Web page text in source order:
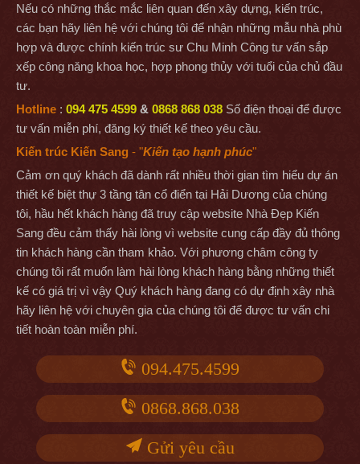
Nếu có những thắc mắc liên quan đến xây dựng, kiến trúc,
các bạn hãy liên hệ với chúng tôi để nhận những mẫu nhà phù
hợp và được chính kiến trúc sư Chu Minh Công tư vấn sắp
xếp công năng khoa học, hợp phong thủy với tuổi của chủ đầu
tư.
Hotline : 094 475 4599 & 0868 868 038 Số điện thoại để được
tư vấn miễn phí, đăng ký thiết kế theo yêu cầu.
Kiến trúc Kiến Sang - "Kiến tạo hạnh phúc"
Cảm ơn quý khách đã dành rất nhiều thời gian tìm hiểu dự án
thiết kế biệt thự 3 tầng tân cổ điển tại Hải Dương của chúng
tôi, hầu hết khách hàng đã truy cập website Nhà Đẹp Kiến
Sang đều cảm thấy hài lòng vì website cung cấp đầy đủ thông
tin khách hàng cần tham khảo. Với phương châm công ty
chúng tôi rất muốn làm hài lòng khách hàng bằng những thiết
kế có giá trị vì vậy Quý khách hàng đang có dự định xây nhà
hãy liên hệ với chuyên gia của chúng tôi để được tư vấn chi
tiết hoàn toàn miễn phí.
094.475.4599
0868.868.038
Gửi yêu cầu